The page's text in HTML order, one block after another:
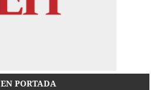
EN PORTADA